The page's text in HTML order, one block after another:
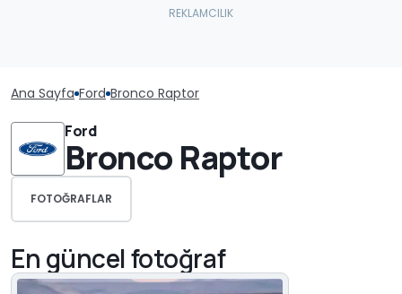
Ana Sayfa Ford Bronco Raptor
Ford
Bronco Raptor
FOTOĞRAFLAR
En güncel fotoğraf